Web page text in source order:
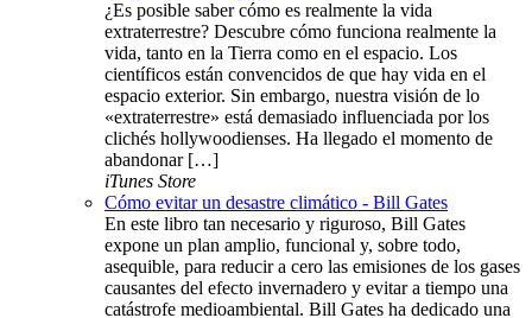
¿Es posible saber cómo es realmente la vida
extraterrestre? Descubre cómo funciona realmente la
vida, tanto en la Tierra como en el espacio. Los
científicos están convencidos de que hay vida en el
espacio exterior. Sin embargo, nuestra visión de lo
«extraterrestre» está demasiado influenciada por los
clichés hollywoodienses. Ha llegado el momento de
abandonar […]
iTunes Store
Cómo evitar un desastre climático - Bill Gates
En este libro tan necesario y riguroso, Bill Gates
expone un plan amplio, funcional y, sobre todo,
asequible, para reducir a cero las emisiones de los gases
causantes del efecto invernadero y evitar a tiempo una
catástrofe medioambiental. Bill Gates ha dedicado una